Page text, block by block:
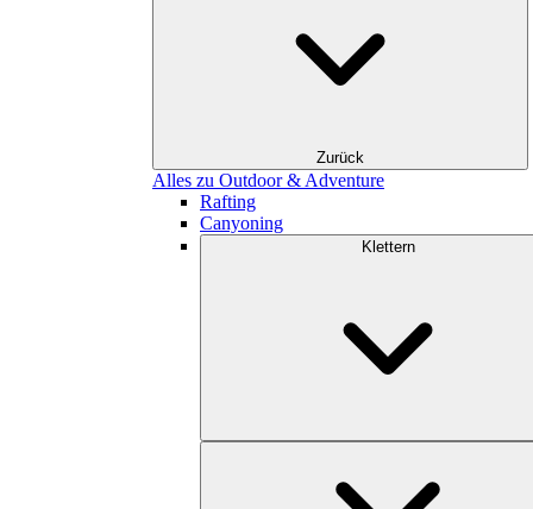
Zurück
Alles zu Outdoor & Adventure
Rafting
Canyoning
Klettern